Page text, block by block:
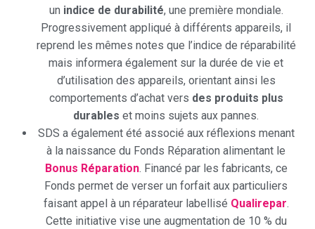
un indice de durabilité, une première mondiale.
Progressivement appliqué à différents appareils, il
reprend les mêmes notes que l’indice de réparabilité
mais informera également sur la durée de vie et
d’utilisation des appareils, orientant ainsi les
comportements d’achat vers des produits plus
durables et moins sujets aux pannes.
SDS a également été associé aux réflexions menant
à la naissance du Fonds Réparation alimentant le
Bonus Réparation. Financé par les fabricants, ce
Fonds permet de verser un forfait aux particuliers
faisant appel à un réparateur labellisé Qualirepar.
Cette initiative vise une augmentation de 10 % du